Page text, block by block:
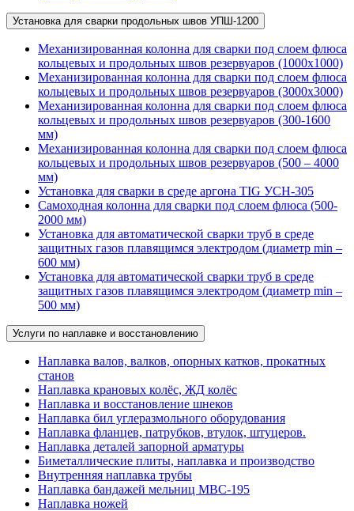
Установка для сварки продольных швов УПШ-1200
Механизированная колонна для сварки под слоем флюса
кольцевых и продольных швов резервуаров (1000х1000)
Механизированная колонна для сварки под слоем флюса
кольцевых и продольных швов резервуаров (3000х3000)
Механизированная колонна для сварки под слоем флюса
кольцевых и продольных швов резервуаров (300-1600
мм)
Механизированная колонна для сварки под слоем флюса
кольцевых и продольных швов резервуаров (500 – 4000
мм)
Установка для сварки в среде аргона TIG УСН-305
Самоходная колонна для сварки под слоем флюса (500-
2000 мм)
Установка для автоматической сварки труб в среде
защитных газов плавящимся электродом (диаметр min –
600 мм)
Установка для автоматической сварки труб в среде
защитных газов плавящимся электродом (диаметр min –
500 мм)
Услуги по наплавке и восстановлению
Наплавка валов, валков, опорных катков, прокатных
станов
Наплавка крановых колёс, ЖД колёс
Наплавка и восстановление шнеков
Наплавка бил углеразмольного оборудования
Наплавка фланцев, патрубков, втулок, штуцеров.
Наплавка деталей запорной арматуры
Биметаллические плиты, наплавка и производство
Внутренняя наплавка трубы
Наплавка бандажей мельниц МВС-195
Наплавка ножей